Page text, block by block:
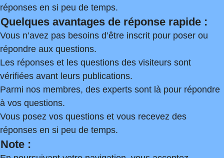
réponses en si peu de temps.
Quelques avantages de réponse rapide :
Vous n’avez pas besoins d’être inscrit pour poser ou
répondre aux questions.
Les réponses et les questions des visiteurs sont
vérifiées avant leurs publications.
Parmi nos membres, des experts sont là pour répondre
à vos questions.
Vous posez vos questions et vous recevez des
réponses en si peu de temps.
Note :